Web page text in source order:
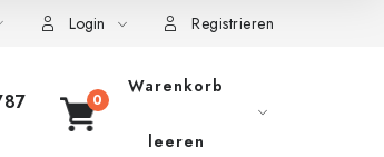
Login Registrieren
WARENKORB
Warenkorb
leeren